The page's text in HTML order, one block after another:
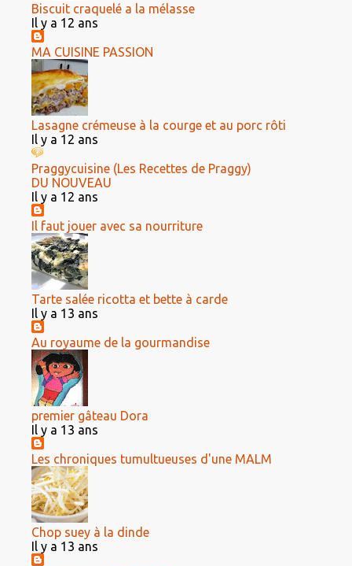
Biscuit craquelé a la mélasse
Il y a 12 ans
MA CUISINE PASSION
Lasagne crémeuse à la courge et au porc rôti
Il y a 12 ans
Praggycuisine (Les Recettes de Praggy)
DU NOUVEAU
Il y a 12 ans
Il faut jouer avec sa nourriture
Tarte salée ricotta et bette à carde
Il y a 13 ans
Au royaume de la gourmandise
premier gâteau Dora
Il y a 13 ans
Les chroniques tumultueuses d'une MALM
Chop suey à la dinde
Il y a 13 ans